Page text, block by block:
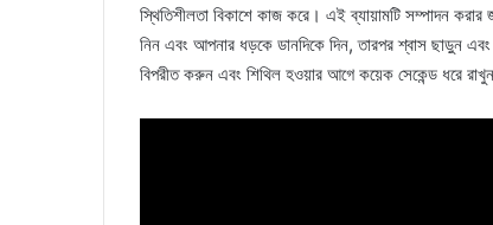
স্থিতিশীলতা বিকাশে কাজ করে। এই ব্যায়ামটি সম্পাদন
নিন এবং আপনার ধড়কে ডানদিকে দিন, তারপর শ্বাস ছাড়ুন
বিপরীত করুন এবং শিথিল হওয়ার আগে কয়েক সেকেন্ড ধরে